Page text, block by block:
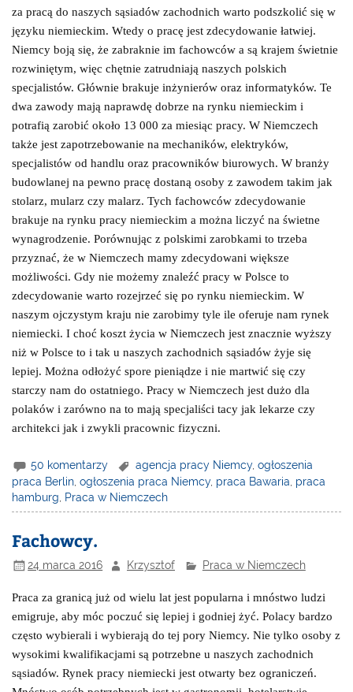
za pracą do naszych sąsiadów zachodnich warto podszkolić się w
języku niemieckim. Wtedy o pracę jest zdecydowanie łatwiej.
Niemcy boją się, że zabraknie im fachowców a są krajem świetnie
rozwiniętym, więc chętnie zatrudniają naszych polskich
specjalistów. Głównie brakuje inżynierów oraz informatyków. Te
dwa zawody mają naprawdę dobrze na rynku niemieckim i
potrafią zarobić około 13 000 za miesiąc pracy. W Niemczech
także jest zapotrzebowanie na mechaników, elektryków,
specjalistów od handlu oraz pracowników biurowych. W branży
budowlanej na pewno pracę dostaną osoby z zawodem takim jak
stolarz, mularz czy malarz. Tych fachowców zdecydowanie
brakuje na rynku pracy niemieckim a można liczyć na świetne
wynagrodzenie. Porównując z polskimi zarobkami to trzeba
przyznać, że w Niemczech mamy zdecydowani większe
możliwości. Gdy nie możemy znaleźć pracy w Polsce to
zdecydowanie warto rozejrzeć się po rynku niemieckim. W
naszym ojczystym kraju nie zarobimy tyle ile oferuje nam rynek
niemiecki. I choć koszt życia w Niemczech jest znacznie wyższy
niż w Polsce to i tak u naszych zachodnich sąsiadów żyje się
lepiej. Można odłożyć spore pieniądze i nie martwić się czy
starczy nam do ostatniego. Pracy w Niemczech jest dużo dla
polaków i zarówno na to mają specjaliści tacy jak lekarze czy
architekci jak i zwykli pracownic fizyczni.
50 komentarzy agencja pracy Niemcy,ogłoszenia
praca Berlin,ogłoszenia praca Niemcy, praca Bawaria, praca
hamburg, Praca w Niemczech
Fachowcy.
24 marca 2016 Krzysztof Praca w Niemczech
Praca za granicą już od wielu lat jest popularna i mnóstwo ludzi
emigruje, aby móc poczuć się lepiej i godniej żyć. Polacy bardzo
często wybierali i wybierają do tej pory Niemcy. Nie tylko osoby z
wysokimi kwalifikacjami są potrzebne u naszych zachodnich
sąsiadów. Rynek pracy niemiecki jest otwarty bez ograniczeń.